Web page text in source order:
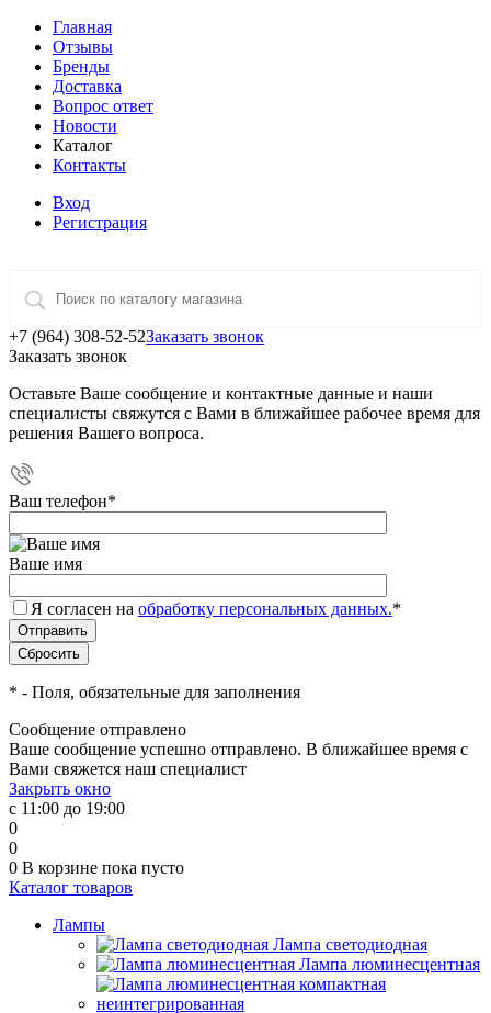
Главная
Отзывы
Бренды
Доставка
Вопрос ответ
Новости
Каталог
Контакты
Вход
Регистрация
+7 (964) 308-52-52Заказать звонок
Заказать звонок
Оставьте Ваше сообщение и контактные данные и наши
специалисты свяжутся с Вами в ближайшее рабочее время для
решения Вашего вопроса.
Ваш телефон*
Ваше имя
Я согласен на обработку персональных данных.*
* - Поля, обязательные для заполнения
Сообщение отправлено
Ваше сообщение успешно отправлено. В ближайшее время с
Вами свяжется наш специалист
Закрыть окно
с 11:00 до 19:00
0
0
0 В корзине пока пусто
Каталог товаров
Лампы
Лампа светодиодная
Лампа люминесцентная